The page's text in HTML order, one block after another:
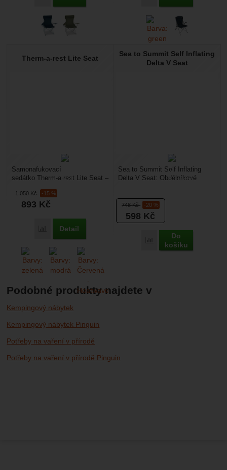
Therm-a-rest Lite Seat
1 050Kč -15 %
893 Kč
Porovnat
Detail
Samonafukovací
sedátko Therm-a-rest Lite Seat –
jako samonafukovací...
Sea to Summit Self Inflating
Delta V Seat
748Kč -20 %
598 Kč
Porovnat
Do
košíku
Sea to Summit Self Inflating
Delta V Seat: Obdélníkové
Podobné produkty najdete v
Kempingový nábytek
Kempingový nábytek Pinguin
Potřeby na vaření v přírodě
Potřeby na vaření v přírodě Pinguin